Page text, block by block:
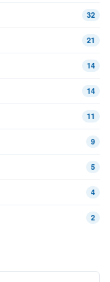
32
21
14
14
11
9
5
4
2